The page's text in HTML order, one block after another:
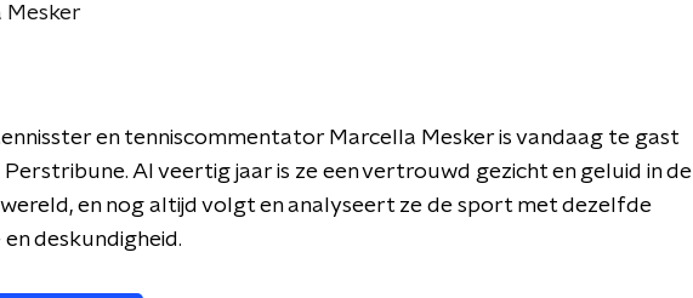
Mesker
en tenniscommentator Marcella Mesker is vandaag te gast
Perstribune. Al veertig jaar is ze een vertrouwd gezicht en geluid in de
en nog altijd volgt en analyseert ze de sport met dezelfde
en deskundigheid.